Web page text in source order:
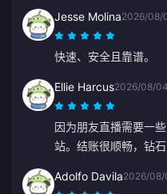
Jesse Molina2026/08/
快速、安全且靠谱。
Ellie Harcus2026/08/04
因为朋友直播需要一
站。结账很顺畅，钻石
Adolfo Davila2026/08/